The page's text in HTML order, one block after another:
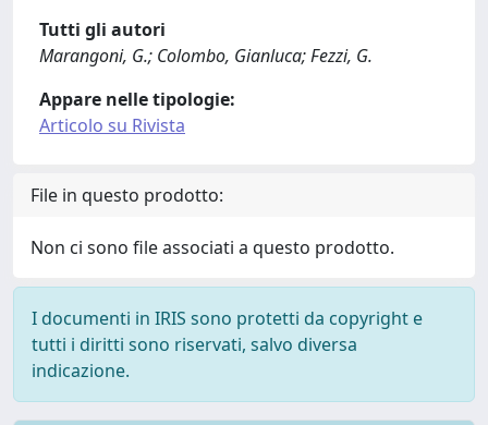
Tutti gli autori
Marangoni, G.; Colombo, Gianluca; Fezzi, G.
Appare nelle tipologie:
Articolo su Rivista
File in questo prodotto:
Non ci sono file associati a questo prodotto.
I documenti in IRIS sono protetti da copyright e
tutti i diritti sono riservati, salvo diversa
indicazione.